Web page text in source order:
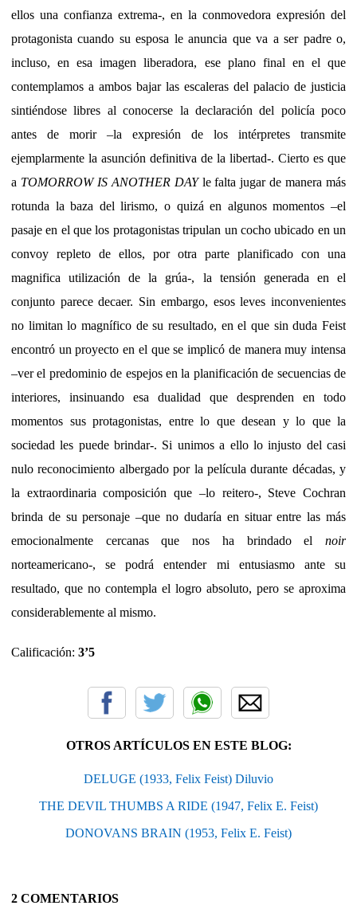
ellos una confianza extrema-, en la conmovedora expresión del
protagonista cuando su esposa le anuncia que va a ser padre o,
incluso, en esa imagen liberadora, ese plano final en el que
contemplamos a ambos bajar las escaleras del palacio de justicia
sintiéndose libres al conocerse la declaración del policía poco
antes de morir –la expresión de los intérpretes transmite
ejemplarmente la asunción definitiva de la libertad-. Cierto es que
a TOMORROW IS ANOTHER DAYle falta jugar de manera más
rotunda la baza del lirismo, o quizá en algunos momentos –el
pasaje en el que los protagonistas tripulan un cocho ubicado en un
convoy repleto de ellos, por otra parte planificado con una
magnifica utilización de la grúa-, la tensión generada en el
conjunto parece decaer. Sin embargo, esos leves inconvenientes
no limitan lo magnífico de su resultado, en el que sin duda Feist
encontró un proyecto en el que se implicó de manera muy intensa
–ver el predominio de espejos en la planificación de secuencias de
interiores, insinuando esa dualidad que desprenden en todo
momentos sus protagonistas, entre lo que desean y lo que la
sociedad les puede brindar-. Si unimos a ello lo injusto del casi
nulo reconocimiento albergado por la película durante décadas, y
la extraordinaria composición que –lo reitero-, Steve Cochran
brinda de su personaje –que no dudaría en situar entre las más
emocionalmente cercanas que nos ha brindado el noir
norteamericano-, se podrá entender mi entusiasmo ante su
resultado, que no contempla el logro absoluto, pero se aproxima
considerablemente al mismo.
Calificación: 3’5
OTROS ARTÍCULOS EN ESTE BLOG:
DELUGE (1933, Felix Feist) Diluvio
THE DEVIL THUMBS A RIDE (1947, Felix E. Feist)
DONOVANS BRAIN (1953, Felix E. Feist)
2 COMENTARIOS